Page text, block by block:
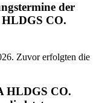
der
CO.
Zuvor erfolgten die
HLDGS CO.